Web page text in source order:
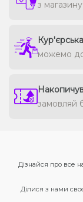
з
можемо
замовляй
Дізнайся про все
Ділися з нами